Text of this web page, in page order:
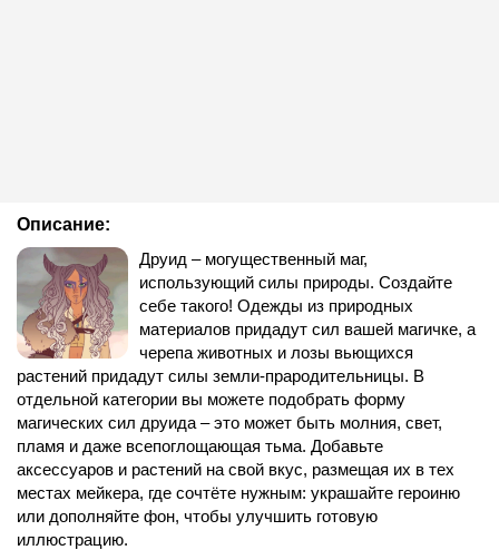
Описание:
Друид – могущественный маг,
использующий силы природы. Создайте
себе такого! Одежды из природных
материалов придадут сил вашей магичке, а
черепа животных и лозы вьющихся
растений придадут силы земли-прародительницы. В
отдельной категории вы можете подобрать форму
магических сил друида – это может быть молния, свет,
пламя и даже всепоглощающая тьма. Добавьте
аксессуаров и растений на свой вкус, размещая их в тех
местах мейкера, где сочтёте нужным: украшайте героиню
или дополняйте фон, чтобы улучшить готовую
иллюстрацию.